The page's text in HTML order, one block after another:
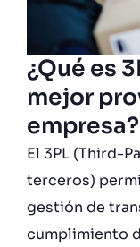
¿Qué es
mejor
empresa?
El 3PL (Third-
terceros)
gestión de
cumplimiento